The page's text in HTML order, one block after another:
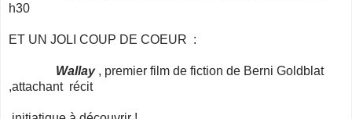
h30
ET UN JOLI COUP DE COEUR :
Wallay , premier film de fiction de Berni Goldblat
,attachant récit